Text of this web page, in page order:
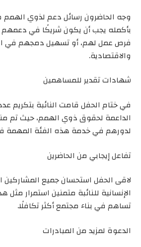
وجه الحاضرون رسائل دعم لذوي الهمم
بأكمله يجب أن يكون شريكًا في دعمهم
فرص عمل لهم، أو تسهيل دمجهم في
والاقتصادية.
شهادات تقدير للمساهمين
في ختام الحفل قامت النائبة بتكريم
الداعمة لحقوق ذوي الهمم، حيث تم
لدورهم في خدمة هذه الفئة المهمة
تفاعل إيجابي من الحاضرين
لاقى الحفل استحسان جميع المشاركين
الإنسانية للنائبة متمنين استمرار مثل
تساهم في بناء مجتمع أكثر تكافلًا.
الدعوة لمزيد من المبادرات